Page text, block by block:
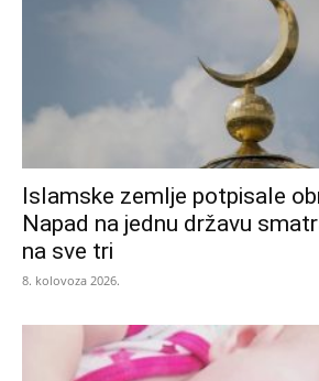
Islamske zemlje potpisale
Napad na jednu državu
na sve tri
8. kolovoza 2026.